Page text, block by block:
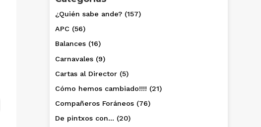
¿Quién sabe ande? (157)
APC (56)
Balances (16)
Carnavales (9)
Cartas al Director (5)
Cómo hemos cambiado!!!! (21)
Compañeros Foráneos (76)
De pintxos con… (20)